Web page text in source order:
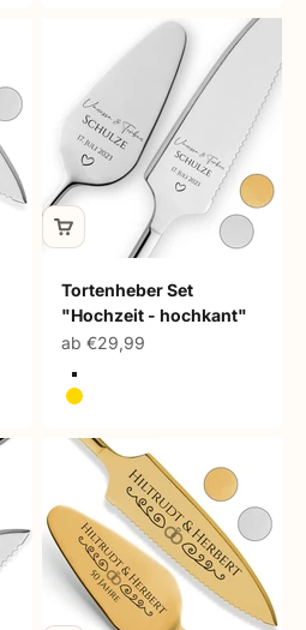
Tortenheber Set
"Hochzeit - hochkant"
Angebot
ab €29,99
Silber
Gold